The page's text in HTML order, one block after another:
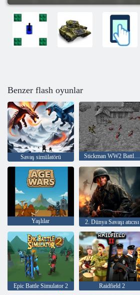
Benzer flash oyunlar
Savaş simülatörü Stickman WW2 Battle Simulator
Yaşlılar 2. Dünya Savaşı atıcısı
Epic Battle Simulator 2 Raidfield 2